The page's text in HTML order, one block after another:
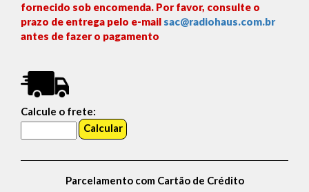
fornecido sob encomenda. Por favor, consulte o
prazo de entrega pelo e-mail sac@radiohaus.com.br
antes de fazer o pagamento
Calcule o frete:
Parcelamento com Cartão de Crédito